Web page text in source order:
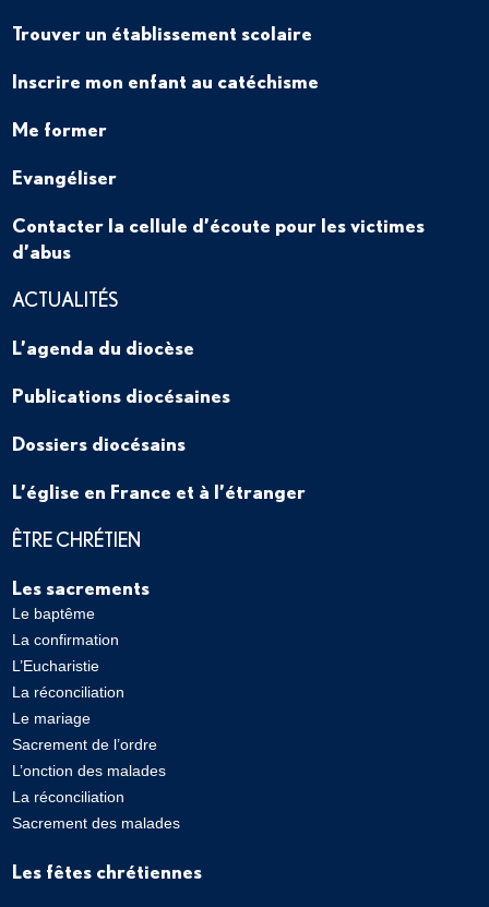
Trouver un établissement scolaire
Inscrire mon enfant au catéchisme
Me former
Evangéliser
Contacter la cellule d’écoute pour les victimes
d’abus
ACTUALITÉS
L’agenda du diocèse
Publications diocésaines
Dossiers diocésains
L’église en France et à l’étranger
ÊTRE CHRÉTIEN
Les sacrements
Le baptême
La confirmation
L’Eucharistie
La réconciliation
Le mariage
Sacrement de l’ordre
L’onction des malades
La réconciliation
Sacrement des malades
Les fêtes chrétiennes